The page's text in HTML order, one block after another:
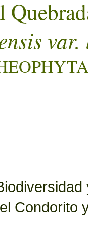
Condorito